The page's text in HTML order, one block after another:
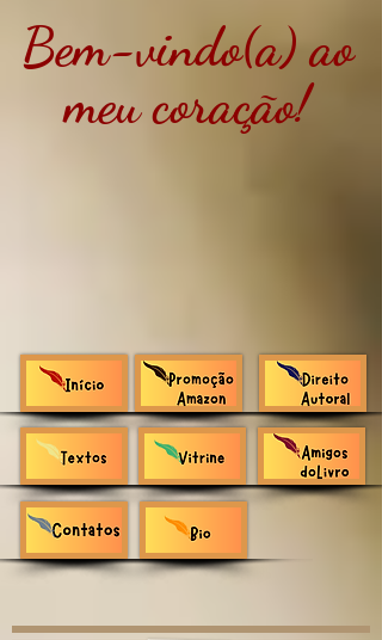
Bem-vindo(a) ao
meu coração!